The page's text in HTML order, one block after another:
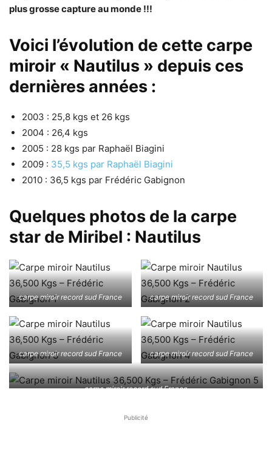
plus grosse capture au monde !!!
Voici l’évolution de cette carpe
miroir « Nautilus » depuis ces
dernières années :
2003 : 25,8 kgs et 26 kgs
2004 : 26,4 kgs
2005 : 28 kgs par Raphaël Biagini
2009 : 35,5 kgs par Raphaël Biagini
2010 : 36,5 kgs par Frédéric Gabignon
Quelques photos de la carpe
star de Miribel : Nautilus
carpe miroir record sud France carpe miroir record sud France
carpe miroir record sud France carpe miroir record sud France
carpe miroir record sud France
Publicité